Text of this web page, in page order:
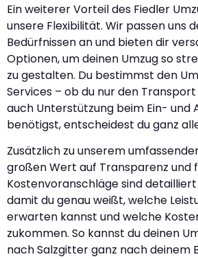
Ein weiterer Vorteil des Fiedler
unsere Flexibilität. Wir passen uns
Bedürfnissen an und bieten dir
Optionen, um deinen Umzug so
zu gestalten. Du bestimmst den
Services – ob du nur den
auch Unterstützung beim Ein- und
benötigst, entscheidest du ganz
Zusätzlich zu unserem
großen Wert auf Transparenz und
Kostenvoranschläge sind
damit du genau weißt, welche
erwarten kannst und welche
zukommen. So kannst du deinen
nach Salzgitter ganz nach deinem